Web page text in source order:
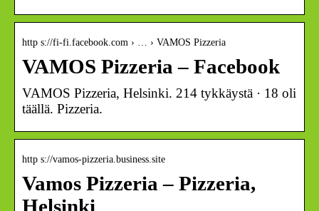
http s://fi-fi.facebook.com › … › VAMOS Pizzeria
VAMOS Pizzeria – Facebook
VAMOS Pizzeria, Helsinki. 214 tykkäystä · 18 oli
täällä. Pizzeria.
http s://vamos-pizzeria.business.site
Vamos Pizzeria – Pizzeria,
Helsinki